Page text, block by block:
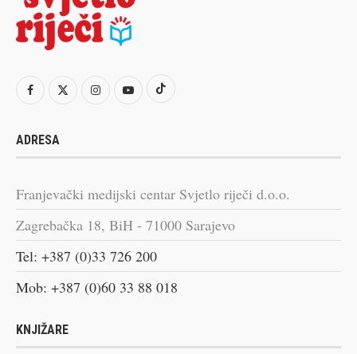
ADRESA
Franjevački medijski centar Svjetlo riječi d.o.o.
Zagrebačka 18, BiH - 71000 Sarajevo
Tel: +387 (0)33 726 200
Mob: +387 (0)60 33 88 018
KNJIŽARE